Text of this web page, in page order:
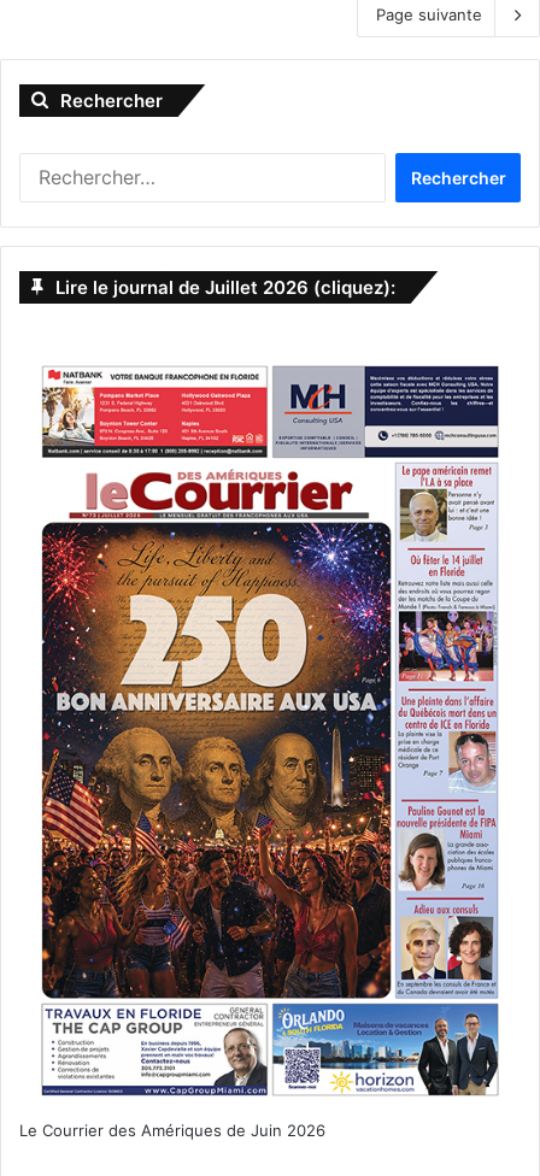
Page suivante
Rechercher
h
e
r
e
r
:
Lire le journal de Juillet 2026 (cliquez):
Le Courrier des Amériques de Juin 2026